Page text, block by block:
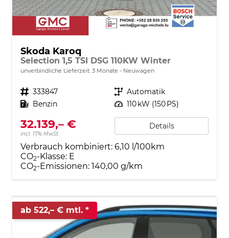
Skoda Karoq
Selection 1,5 TSI DSG 110KW Winter
unverbindliche Lieferzeit: 3 Monate Neuwagen
Fahrzeugnr. 333847 Getriebe Automatik
Kraftstoff Benzin Leistung 110 kW (150 PS)
32.139,– €
incl. 17% MwSt.
Details
Verbrauch kombiniert: 6,10 l/100km
CO2-Klasse: E
CO2-Emissionen: 140,00 g/km
ab 522,– € mtl.